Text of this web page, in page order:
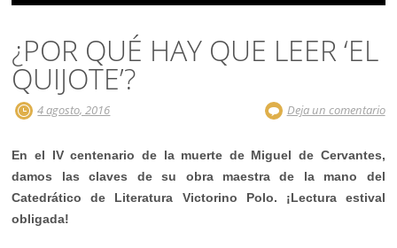
¿POR QUÉ HAY QUE LEER ‘EL
QUIJOTE’?
4 agosto, 2016 Deja un comentario
En el IV centenario de la muerte de Miguel de Cervantes,
damos las claves de su obra maestra de la mano del
Catedrático de Literatura Victorino Polo. ¡Lectura estival
obligada!